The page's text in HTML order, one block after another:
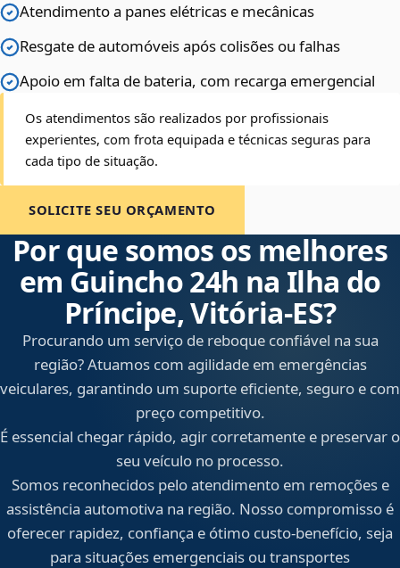
Atendimento a panes elétricas e mecânicas
Resgate de automóveis após colisões ou falhas
Apoio em falta de bateria, com recarga emergencial
Os atendimentos são realizados por profissionais
experientes, com frota equipada e técnicas seguras para
cada tipo de situação.
SOLICITE SEU ORÇAMENTO
Por que somos os melhores
em Guincho 24h na Ilha do
Príncipe, Vitória‑ES?
Procurando um serviço de reboque confiável na sua
região? Atuamos com agilidade em emergências
veiculares, garantindo um suporte eficiente, seguro e com
preço competitivo.
É essencial chegar rápido, agir corretamente e preservar o
seu veículo no processo.
Somos reconhecidos pelo atendimento em remoções e
assistência automotiva na região. Nosso compromisso é
oferecer rapidez, confiança e ótimo custo-benefício, seja
para situações emergenciais ou transportes